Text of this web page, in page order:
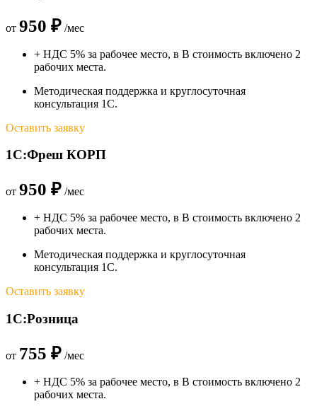
от 950 ₽ /мес
+ НДС 5% за рабочее место, в В стоимость включено 2
рабочих места.​
Методическая поддержка и круглосуточная
консультация 1С.
Оставить заявку
1С:Фреш КОРП
от 950 ₽ /мес
+ НДС 5% за рабочее место, в В стоимость включено 2
рабочих места.
Методическая поддержка и круглосуточная
консультация 1С.
Оставить заявку
1С:Розница
от 755 ₽ /мес
+ НДС 5% за рабочее место, в В стоимость включено 2
рабочих места.